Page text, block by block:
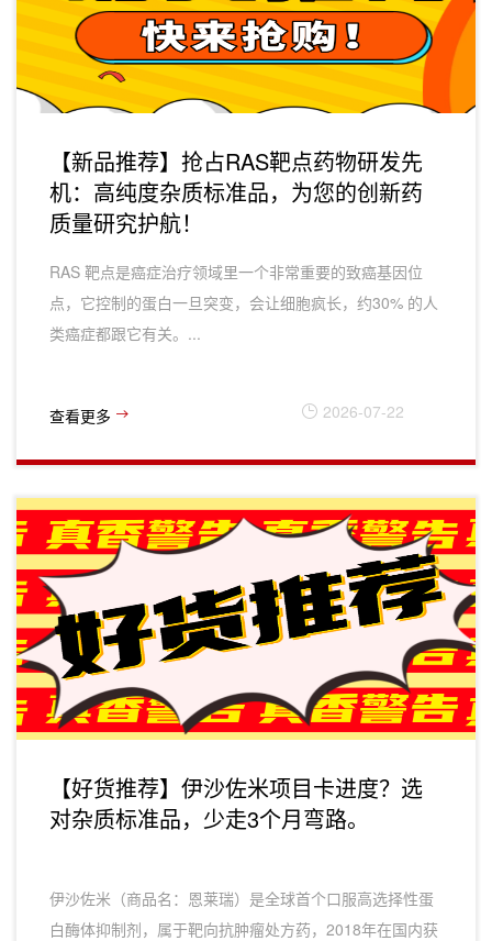
【新品推荐】抢占RAS靶点药物研发先
机：高纯度杂质标准品，为您的创新药
质量研究护航！
RAS 靶点‌是癌症治疗领域里一个非常重要的‌致癌基因位
点‌，它控制的蛋白一旦突变，会让细胞疯长，约‌30% 的人
类癌症‌都跟它有关。...
查看更多 2026-07-22
【好货推荐】伊沙佐米项目卡进度？选
对杂质标准品，少走3个月弯路。
伊沙佐米（商品名：恩莱瑞）是全球首个口服高选择性蛋
白酶体抑制剂，属于靶向抗肿瘤处方药，2018年在国内获